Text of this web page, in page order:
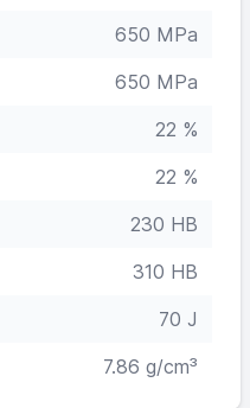
650 MPa
650 MPa
22 %
22 %
230 HB
310 HB
70 J
7.86 g/cm³